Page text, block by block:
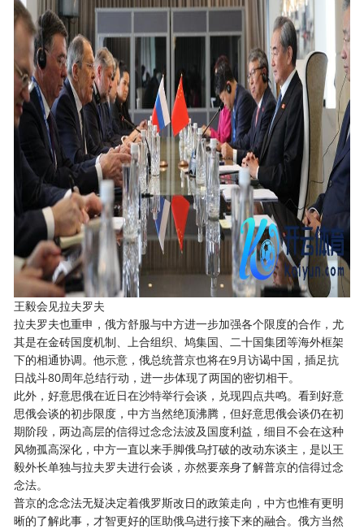
王毅会见拉夫罗夫
拉夫罗夫也重申，俄方舒服与中方进一步加强各个限度的合作，尤
其是在金砖国度机制、上合组织、鸠集国、二十国集团等海外框架
下的相通协调。他示意，俄总统普京也将在9月访谒中国，插足抗
日战斗80周年总结行动，进一步体现了两国的密切相干。
此外，好意思俄在近日在沙特举行会谈，兑现四点共鸣。看到好意
思俄会谈的初步限度，中方当然绝顶沸腾，但好意思俄会谈仍在初
期阶段，两边高层的信得过念念法波及国度利益，细目不会在这种
风物孤高深化，中方一直以来手脚俄乌打破的改动东谈主，是以王
毅外长单独与拉夫罗夫进行会谈，亦然要亲身了解普京的信得过念
念法。
普京的念念法无疑决定着俄罗斯改日的政策走向，中方也惟有更明
晰的了解此事，才智更好的匡助俄乌进行接下来的融合。俄方当然